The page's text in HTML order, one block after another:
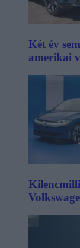
Két év
amerikai